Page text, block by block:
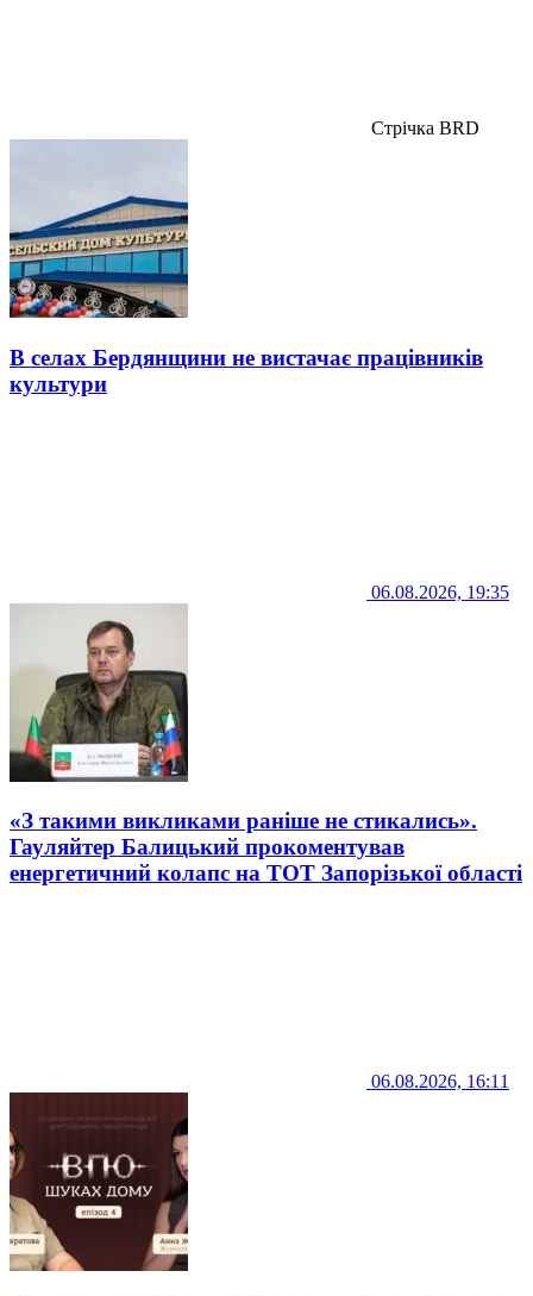
Стрічка BRD
В селах Бердянщини не вистачає працівників
культури
06.08.2026, 19:35
«З такими викликами раніше не стикались».
Гауляйтер Балицький прокоментував
енергетичний колапс на ТОТ Запорізької області
06.08.2026, 16:11